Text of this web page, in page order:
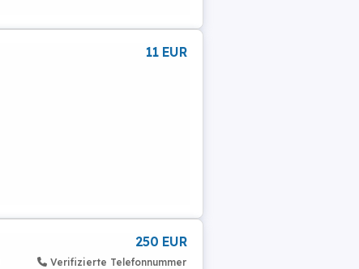
11 EUR
250 EUR
Verifizierte Telefonnummer